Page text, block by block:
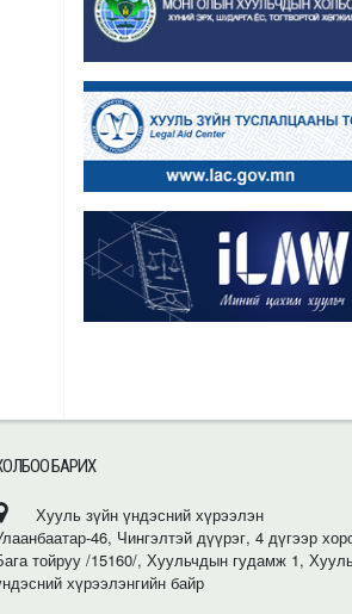
БАРИХ
Хууль зүйн үндэсний хүрээлэн
46, Чингэлтэй дүүрэг, 4 дүгээр
тойруу /15160/, Хуульчдын гудамж 1,
хүрээлэнгийн байр